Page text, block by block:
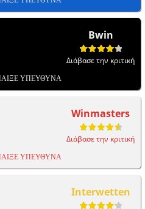
Bwin
Διάβασε την κριτική
ΥΠΕΥΘΥΝΑ
Winmasters
Διάβασε την κριτική
ΥΠΕΥΘΥΝΑ
Interwetten